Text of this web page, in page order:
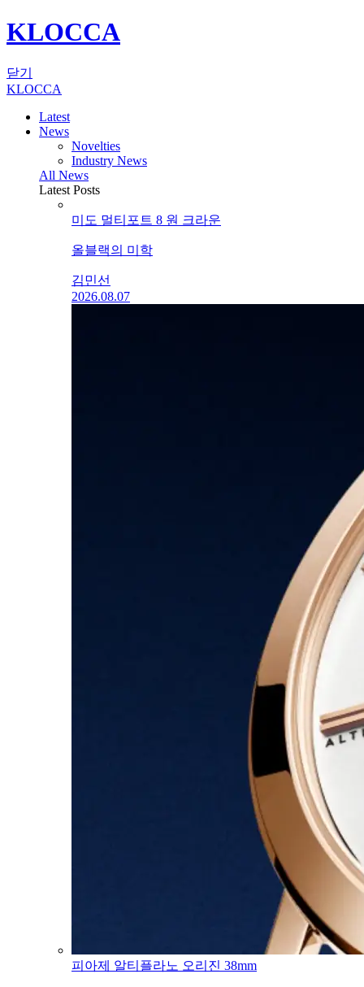
KLOCCA
닫기
KLOCCA
Latest
News
Novelties
Industry News
All News
Latest Posts
미도 멀티포트 8 원 크라운
올블랙의 미학
김민선
2026.08.07
피아제 알티플라노 오리진 38mm